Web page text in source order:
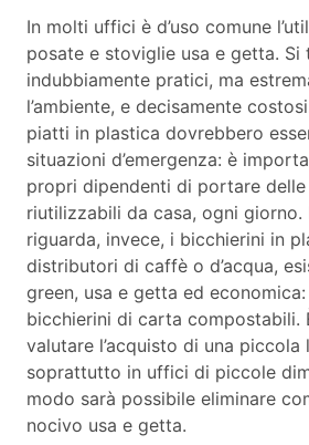
In molti uffici è d’uso comune
posate e stoviglie usa e getta.
indubbiamente pratici, ma
l’ambiente, e decisamente
piatti in plastica dovrebbero
situazioni d’emergenza: è
propri dipendenti di portare
riutilizzabili da casa, ogni giorno.
riguarda, invece, i bicchierini in
distributori di caffè o d’acqua,
green, usa e getta ed economica:
bicchierini di carta compostabili.
valutare l’acquisto di una piccola
soprattutto in uffici di piccole
modo sarà possibile eliminare
nocivo usa e getta.